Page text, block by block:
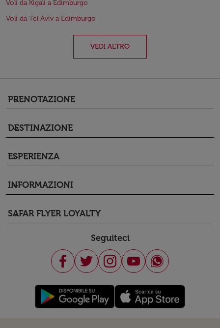
Voli da Kigali a Edimburgo
Voli da Tel Aviv a Edimburgo
VEDI ALTRO
PRENOTAZIONE
keyboard_arrow_down
DESTINAZIONE
keyboard_arrow_down
ESPERIENZA
keyboard_arrow_down
INFORMAZIONI
keyboard_arrow_down
SAFAR FLYER LOYALTY
keyboard_arrow_down
Seguiteci